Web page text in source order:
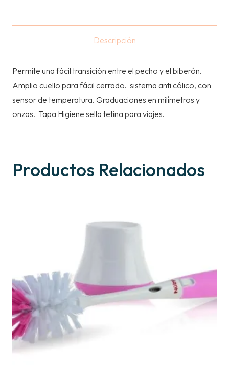
Descripción
Permite una fácil transición entre el pecho y el biberón.
Amplio cuello para fácil cerrado. sistema anti cólico, con
sensor de temperatura. Graduaciones en milímetros y
onzas. Tapa Higiene sella tetina para viajes.
Productos Relacionados